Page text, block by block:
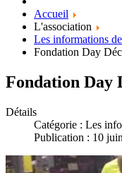
Accueil
L'association
Les informations
Fondation Day
Fondation Day
Détails
Catégorie : Les
Publication : 10